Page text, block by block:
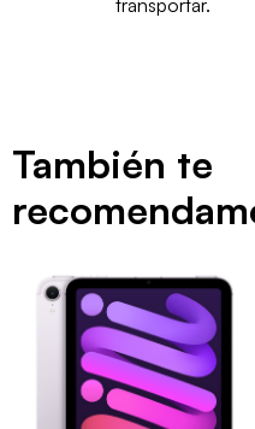
transportar.
También te